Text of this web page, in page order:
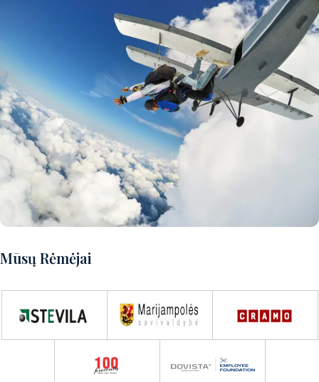
Norite patirti puikų nuotykį?
Susisiekite su mumis
Mūsų Rėmėjai